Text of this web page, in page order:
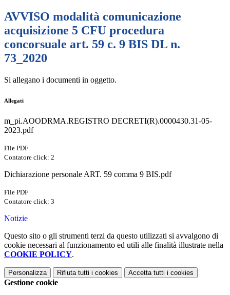
AVVISO modalità comunicazione
acquisizione 5 CFU procedura
concorsuale art. 59 c. 9 BIS DL n.
73_2020
Si allegano i documenti in oggetto.
Allegati
m_pi.AOODRMA.REGISTRO DECRETI(R).0000430.31-05-
2023.pdf
File PDF
Contatore click: 2
Dichiarazione personale ART. 59 comma 9 BIS.pdf
File PDF
Contatore click: 3
Notizie
Questo sito o gli strumenti terzi da questo utilizzati si avvalgono di
cookie necessari al funzionamento ed utili alle finalità illustrate nella
COOKIE POLICY.
Personalizza Rifiuta tutti i cookies Accetta tutti i cookies
Gestione cookie